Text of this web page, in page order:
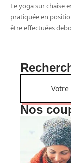
Le yoga sur chaise
pratiquée en
être effectuées
Nos